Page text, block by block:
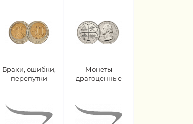
Браки, ошибки,
перепутки
Монеты
драгоценные